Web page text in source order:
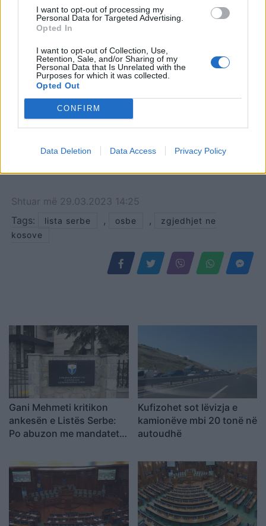
I want to opt-out of processing my
Personal Data for Targeted Advertising.
Opted In
I want to opt-out of Collection, Use,
Retention, Sale, and/or Sharing of my
Personal Data that Is Unrelated with the
Purposes for which it was collected.
Opted Out
CONFIRM
Data Deletion Data Access Privacy Policy
Shtuar më 29.03.2023 14:25
Tags:
lista serbe , osbe ,
zgjedhjet ne
kosove
Gani Mehmeti kritikon
ankesën e Listës Serbe:
Po abuzon me mandatet e
duhet t’ia ndalojë
veprimtarinë
Kufizohet sot lëvizja e
kamionëve mbi 20 tonë në
autoudhë